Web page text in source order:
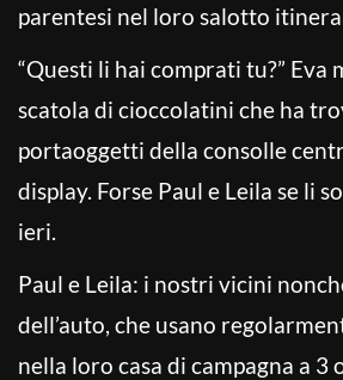
parentesi nel loro salotto
“Questi li hai comprati tu?” Eva
scatola di cioccolatini che ha
portaoggetti della consolle
display. Forse Paul e Leila se li
ieri.
Paul e Leila: i nostri vicini
dell’auto, che usano
nella loro casa di campagna a 3